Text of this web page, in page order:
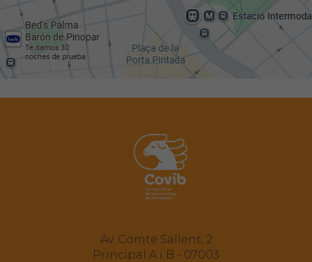
Av. Comte Sallent, 2
Principal A i B - 07003